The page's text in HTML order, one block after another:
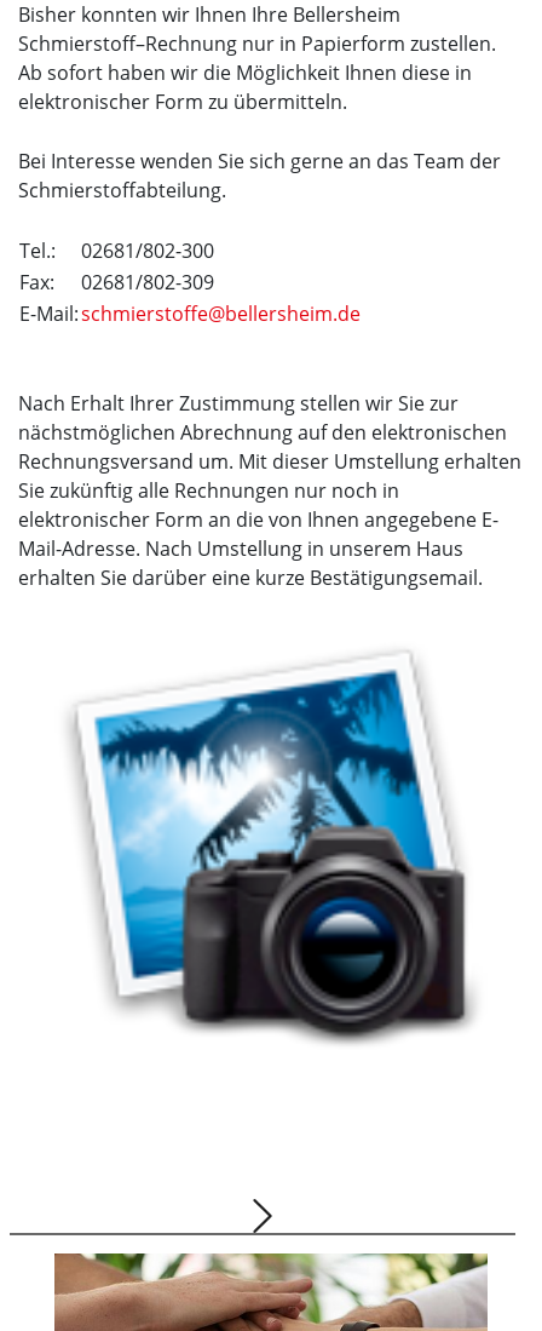
Bisher konnten wir Ihnen Ihre Bellersheim
Schmierstoff–Rechnung nur in Papierform zustellen.
Ab sofort haben wir die Möglichkeit Ihnen diese in
elektronischer Form zu übermitteln.
Bei Interesse wenden Sie sich gerne an das Team der
Schmierstoffabteilung.
Tel.:
02681/802-300
Fax:
02681/802-309
E-Mail:schmierstoffe@bellersheim.de
Nach Erhalt Ihrer Zustimmung stellen wir Sie zur
nächstmöglichen Abrechnung auf den elektronischen
Rechnungsversand um. Mit dieser Umstellung erhalten
Sie zukünftig alle Rechnungen nur noch in
elektronischer Form an die von Ihnen angegebene E-
Mail-Adresse. Nach Umstellung in unserem Haus
erhalten Sie darüber eine kurze Bestätigungsemail.
Gruppe, Logistik, Schmierstoffe, Tankstellen,
Bellersheim ServiceCARD